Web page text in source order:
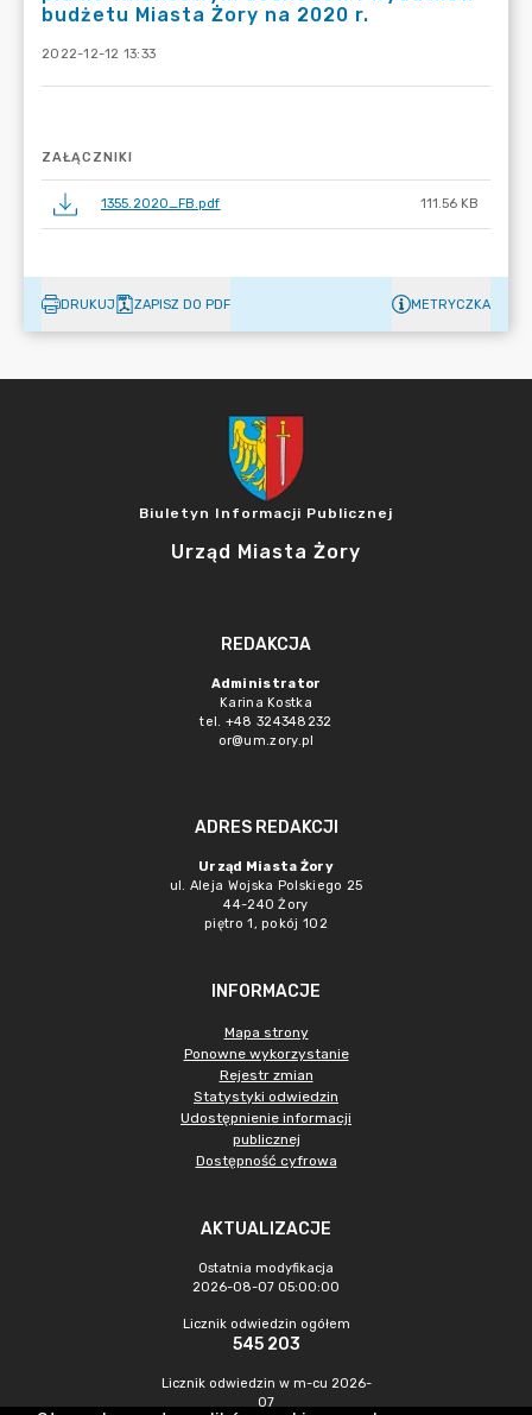
budżetu Miasta Żory na 2020 r.
2022-12-12 13:33
ZAŁĄCZNIKI
1355.2020_FB.pdf 111.56 KB
DRUKUJ ZAPISZ DO PDF METRYCZKA
Biuletyn Informacji Publicznej
Urząd Miasta Żory
REDAKCJA
Administrator
Karina Kostka
tel. +48 324348232
or@um.zory.pl
ADRES REDAKCJI
Urząd Miasta Żory
ul. Aleja Wojska Polskiego 25
44-240 Żory
piętro 1, pokój 102
INFORMACJE
Mapa strony
Ponowne wykorzystanie
Rejestr zmian
Statystyki odwiedzin
Udostępnienie informacji
publicznej
Dostępność cyfrowa
AKTUALIZACJE
Ostatnia modyfikacja
2026-08-07 05:00:00
Licznik odwiedzin ogółem
545 203
Licznik odwiedzin w m-cu 2026-
07